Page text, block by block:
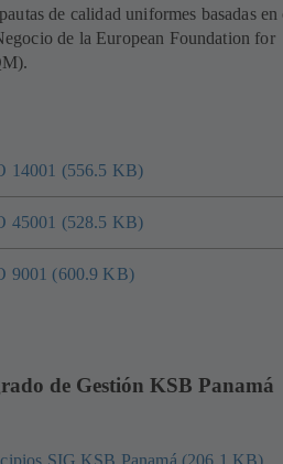
de calidad uniformes basadas en
de la European Foundation for
14001 (556.5 KB)
45001 (528.5 KB)
9001 (600.9 KB)
de Gestión KSB Panamá